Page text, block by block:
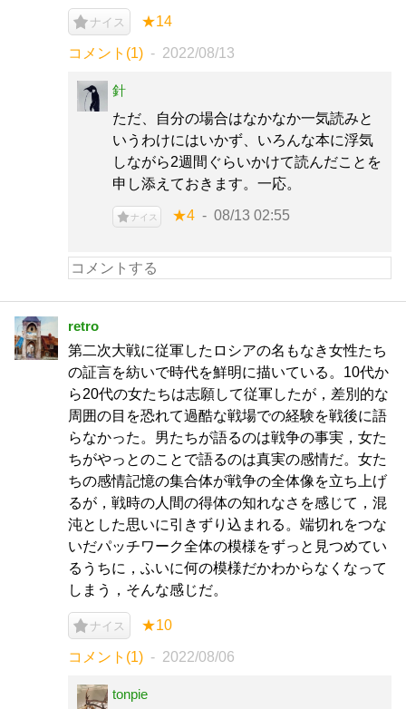
ナイス ★14
コメント(1) 2022/08/13
針
ただ、自分の場合はなかなか一気読みと
いうわけにはいかず、いろんな本に浮気
しながら2週間ぐらいかけて読んだことを
申し添えておきます。一応。
ナイス ★4 08/13 02:55
retro
第二次大戦に従軍したロシアの名もなき女性たち
の証言を紡いで時代を鮮明に描いている。10代か
ら20代の女たちは志願して従軍したが，差別的な
周囲の目を恐れて過酷な戦場での経験を戦後に語
らなかった。男たちが語るのは戦争の事実，女た
ちがやっとのことで語るのは真実の感情だ。女た
ちの感情記憶の集合体が戦争の全体像を立ち上げ
るが，戦時の人間の得体の知れなさを感じて，混
沌とした思いに引きずり込まれる。端切れをつな
いだパッチワーク全体の模様をずっと見つめてい
るうちに，ふいに何の模様だかわからなくなって
しまう，そんな感じだ。
ナイス ★10
コメント(1) 2022/08/06
tonpie